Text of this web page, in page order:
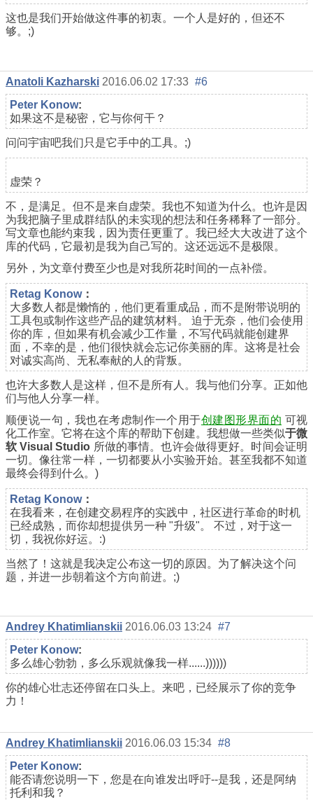
这也是我们开始做这件事的初衷。一个人是好的，但还不
够。;)
Anatoli Kazharski 2016.06.02 17:33 #6
Реter Konow:
如果这不是秘密，它与你何干？
问问宇宙吧我们只是它手中的工具。;)
虚荣？
不，是满足。但不是来自虚荣。我也不知道为什么。也许是因
为我把脑子里成群结队的未实现的想法和任务稀释了一部分。
写文章也能约束我，因为责任更重了。我已经大大改进了这个
库的代码，它最初是我为自己写的。这还远远不是极限。
另外，为文章付费至少也是对我所花时间的一点补偿。
Retag Konow：
大多数人都是懒惰的，他们更看重成品，而不是附带说明的
工具包或制作这些产品的建筑材料。 迫于无奈，他们会使用
你的库，但如果有机会减少工作量，不写代码就能创建界
面，不幸的是，他们很快就会忘记你美丽的库。这将是社会
对诚实高尚、无私奉献的人的背叛。
也许大多数人是这样，但不是所有人。我与他们分享。正如他
们与他人分享一样。
顺便说一句，我也在考虑制作一个用于创建图形界面的 可视
化工作室。它将在这个库的帮助下创建。我想做一些类似于微
软 Visual Studio 所做的事情。也许会做得更好。时间会证明
一切。像往常一样，一切都要从小实验开始。甚至我都不知道
最终会得到什么。)
Retag Konow：
在我看来，在创建交易程序的实践中，社区进行革命的时机
已经成熟，而你却想提供另一种 "升级"。 不过，对于这一
切，我祝你好运。:)
当然了！这就是我决定公布这一切的原因。为了解决这个问
题，并进一步朝着这个方向前进。;)
Andrey Khatimlianskii 2016.06.03 13:24 #7
Реter Konow:
多么雄心勃勃，多么乐观就像我一样......))))))
你的雄心壮志还停留在口头上。来吧，已经展示了你的竞争
力！
Andrey Khatimlianskii 2016.06.03 15:34 #8
Реter Konow:
能否请您说明一下，您是在向谁发出呼吁--是我，还是阿纳
托利和我？